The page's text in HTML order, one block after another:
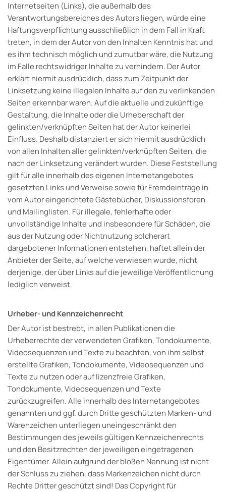
Internetseiten (Links), die außerhalb des
Verantwortungsbereiches des Autors liegen, würde eine
Haftungsverpflichtung ausschließlich in dem Fall in Kraft
treten, in dem der Autor von den Inhalten Kenntnis hat und
es ihm technisch möglich und zumutbar wäre, die Nutzung
im Falle rechtswidriger Inhalte zu verhindern. Der Autor
erklärt hiermit ausdrücklich, dass zum Zeitpunkt der
Linksetzung keine illegalen Inhalte auf den zu verlinkenden
Seiten erkennbar waren. Auf die aktuelle und zukünftige
Gestaltung, die Inhalte oder die Urheberschaft der
gelinkten/verknüpften Seiten hat der Autor keinerlei
Einfluss. Deshalb distanziert er sich hiermit ausdrücklich
von allen Inhalten aller gelinkten/verknüpften Seiten, die
nach der Linksetzung verändert wurden. Diese Feststellung
gilt für alle innerhalb des eigenen Internetangebotes
gesetzten Links und Verweise sowie für Fremdeinträge in
vom Autor eingerichtete Gästebücher, Diskussionsforen
und Mailinglisten. Für illegale, fehlerhafte oder
unvollständige Inhalte und insbesondere für Schäden, die
aus der Nutzung oder Nichtnutzung solcherart
dargebotener Informationen entstehen, haftet allein der
Anbieter der Seite, auf welche verwiesen wurde, nicht
derjenige, der über Links auf die jeweilige Veröffentlichung
lediglich verweist.
Urheber- und Kennzeichenrecht
Der Autor ist bestrebt, in allen Publikationen die
Urheberrechte der verwendeten Grafiken, Tondokumente,
Videosequenzen und Texte zu beachten, von ihm selbst
erstellte Grafiken, Tondokumente, Videosequenzen und
Texte zu nutzen oder auf lizenzfreie Grafiken,
Tondokumente, Videosequenzen und Texte
zurückzugreifen. Alle innerhalb des Internetangebotes
genannten und ggf. durch Dritte geschützten Marken- und
Warenzeichen unterliegen uneingeschränkt den
Bestimmungen des jeweils gültigen Kennzeichenrechts
und den Besitzrechten der jeweiligen eingetragenen
Eigentümer. Allein aufgrund der bloßen Nennung ist nicht
der Schluss zu ziehen, dass Markenzeichen nicht durch
Rechte Dritter geschützt sind! Das Copyright für